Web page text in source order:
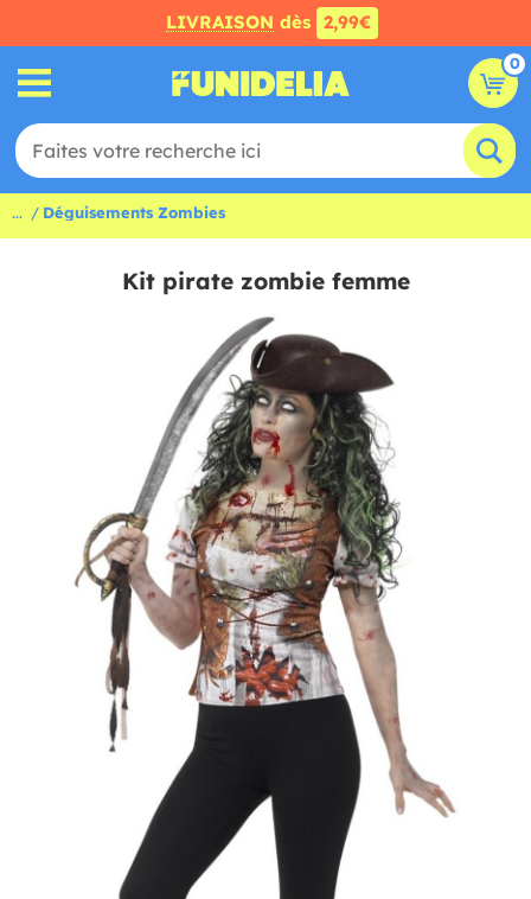
LIVRAISON dès 2,99€
0
... Déguisements Zombies
Kit pirate zombie femme